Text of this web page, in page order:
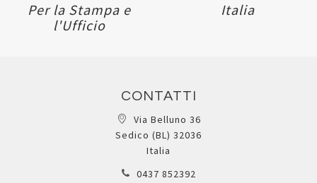
Per la Stampa e
l'Ufficio
Italia
CONTATTI
Via Belluno 36
Sedico (BL) 32036
Italia
0437 852392